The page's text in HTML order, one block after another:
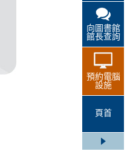
向圖書館
館長查詢
預約電腦
設施
頁首